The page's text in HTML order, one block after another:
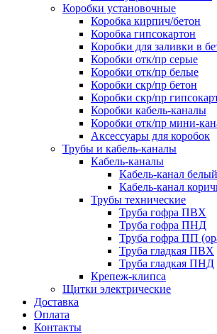
Коробки установочные
Коробка кирпич/бетон
Коробка гипсокартон
Коробки для заливки в
Коробки отк/пр серые
Коробки отк/пр белые
Коробки скр/пр бетон
Коробки скр/пр
Коробки кабель-каналы
Коробки отк/пр мини-
Аксессуары для коробок
Трубы и кабель-каналы
Кабель-каналы
Кабель-канал белый
Кабель-канал
Трубы технические
Труба гофра ПВХ
Труба гофра ПНД
Труба гофра ПП
Труба гладкая ПВХ
Труба гладкая ПНД
Крепеж-клипса
Щитки электрические
Доставка
Оплата
Контакты